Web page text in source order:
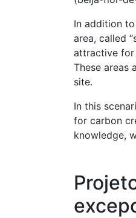
In addition
area, called
attractive for
These areas
site.
In this
for carbon
knowledge,